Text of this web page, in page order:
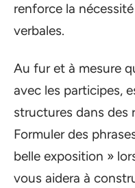
renforce la
verbales.
Au fur et à mesure
avec les participes,
structures dans des
Formuler des
belle exposition »
vous aidera à